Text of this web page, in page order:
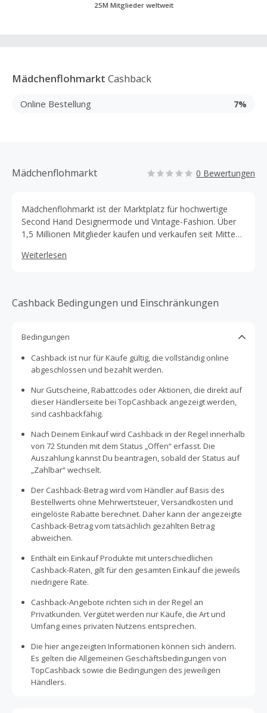
25M Mitglieder weltweit
Mädchenflohmarkt Cashback
Online Bestellung 7%
Mädchenflohmarkt 0 Bewertungen
Mädchenflohmarkt ist der Marktplatz für hochwertige
Second Hand Designermode und Vintage-Fashion. Über
1,5 Millionen Mitglieder kaufen und verkaufen seit Mitte
einem besseren Ort.
Weiterlesen
Cashback Bedingungen und Einschränkungen
Bedingungen
Cashback ist nur für Käufe gültig, die vollständig online
abgeschlossen und bezahlt werden.
Nur Gutscheine, Rabattcodes oder Aktionen, die direkt auf
dieser Händlerseite bei TopCashback angezeigt werden,
sind cashbackfähig.
Nach Deinem Einkauf wird Cashback in der Regel innerhalb
von 72 Stunden mit dem Status „Offen“ erfasst. Die
Auszahlung kannst Du beantragen, sobald der Status auf
„Zahlbar“ wechselt.
Der Cashback-Betrag wird vom Händler auf Basis des
Bestellwerts ohne Mehrwertsteuer, Versandkosten und
eingelöste Rabatte berechnet. Daher kann der angezeigte
Cashback-Betrag vom tatsächlich gezahlten Betrag
abweichen.
Enthält ein Einkauf Produkte mit unterschiedlichen
Cashback-Raten, gilt für den gesamten Einkauf die jeweils
niedrigere Rate.
Cashback-Angebote richten sich in der Regel an
Privatkunden. Vergütet werden nur Käufe, die Art und
Umfang eines privaten Nutzens entsprechen.
Die hier angezeigten Informationen können sich ändern.
Es gelten die Allgemeinen Geschäftsbedingungen von
TopCashback sowie die Bedingungen des jeweiligen
Händlers.